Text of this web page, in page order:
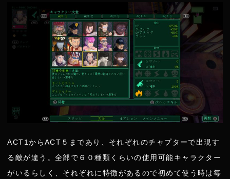
ACT1からACT５まであり、それぞれのチャプターで出現す
る敵が違う。全部で６０種類くらいの使用可能キャラクター
がいるらしく、それぞれに特徴があるので初めて使う時は毎